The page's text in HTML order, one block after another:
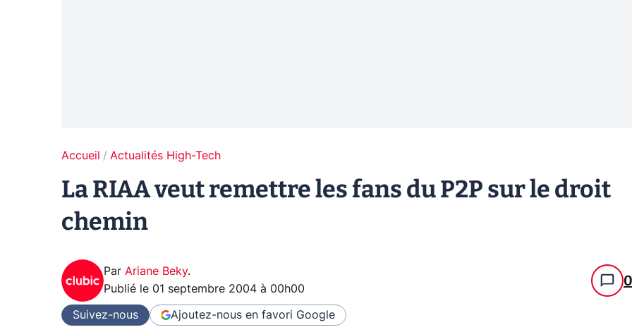
Accueil Actualités High-Tech
La RIAA veut remettre les fans du P2P sur le droit
chemin
Par Ariane Beky.
Publié le 01 septembre 2004 à 00h00 0
Suivez-nous Ajoutez-nous en favori Google